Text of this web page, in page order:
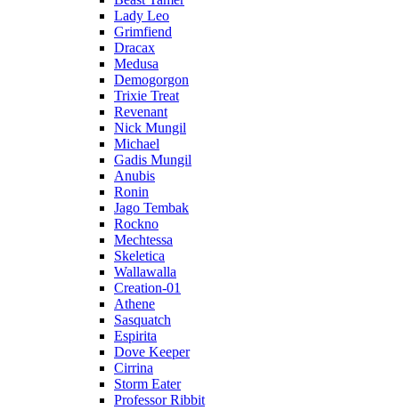
Lady Leo
Grimfiend
Dracax
Medusa
Demogorgon
Trixie Treat
Revenant
Nick Mungil
Michael
Gadis Mungil
Anubis
Ronin
Jago Tembak
Rockno
Mechtessa
Skeletica
Wallawalla
Creation-01
Athene
Sasquatch
Espirita
Dove Keeper
Cirrina
Storm Eater
Professor Ribbit